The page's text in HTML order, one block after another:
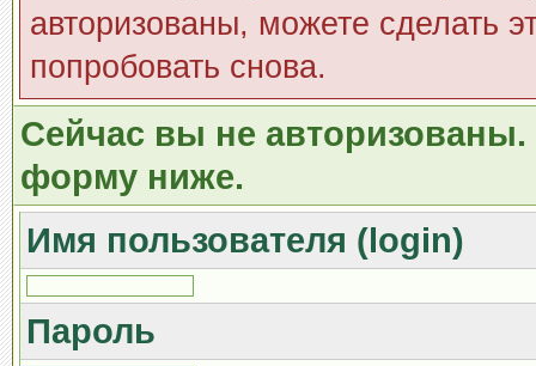
авторизованы, можете сделать
попробовать снова.
Сейчас вы не авторизованы.
форму ниже.
Имя пользователя (login)
Пароль